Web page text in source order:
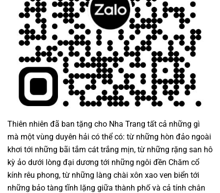
Thiên nhiên đã ban tặng cho Nha Trang tất cả những gì
mà một vùng duyên hải có thể có: từ những hòn đảo ngoài
khơi tới những bãi tắm cát trắng mịn, từ những rặng san hô
kỳ ảo dưới lòng đại dương tới những ngôi đền Chăm cổ
kính rêu phong, từ những làng chài xôn xao ven biển tới
những bảo tàng tĩnh lặng giữa thành phố và cả tính chân